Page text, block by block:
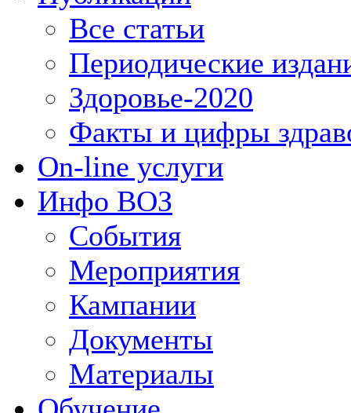
Все статьи
Периодические
Здоровье-2020
Факты и цифры
On-line услуги
Инфо ВОЗ
События
Мероприятия
Кампании
Документы
Материалы